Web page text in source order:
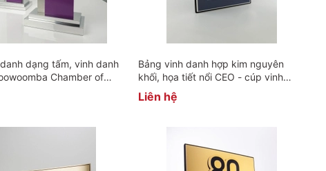
dạng tấm, vinh danh
Chamber of
Bảng vinh danh hợp kim nguyên
khối, họa tiết nổi CEO - cúp vinh
danh theo yêu cầu
Liên hệ